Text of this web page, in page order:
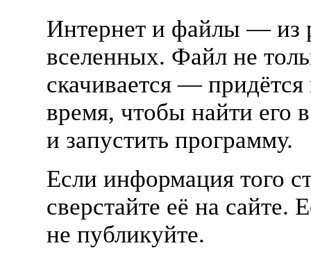
Интернет и файлы — из
вселенных. Файл не
скачивается — придётся
время, чтобы найти его
и запустить программу.
Если информация того
сверстайте её на сайте.
не публикуйте.